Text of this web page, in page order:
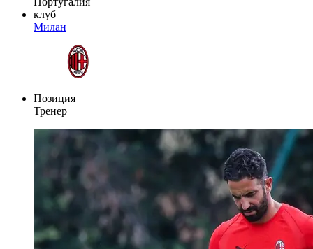
клуб
Милан
Позиция
Тренер